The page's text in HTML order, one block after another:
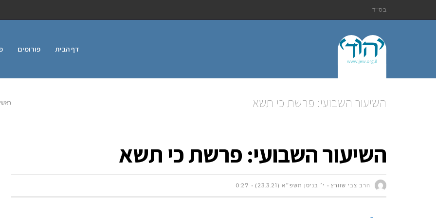
בס"ד
דף הבית פורומים
השיעור השבועי: פרשת כי תשא ראשי
השיעור השבועי: פרשת כי תשא
הרב צבי שוורץ י׳ בניסן תשפ״א (23.3.21) 0:27